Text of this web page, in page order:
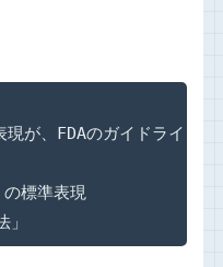
現が、FDAのガイドライン
準表現